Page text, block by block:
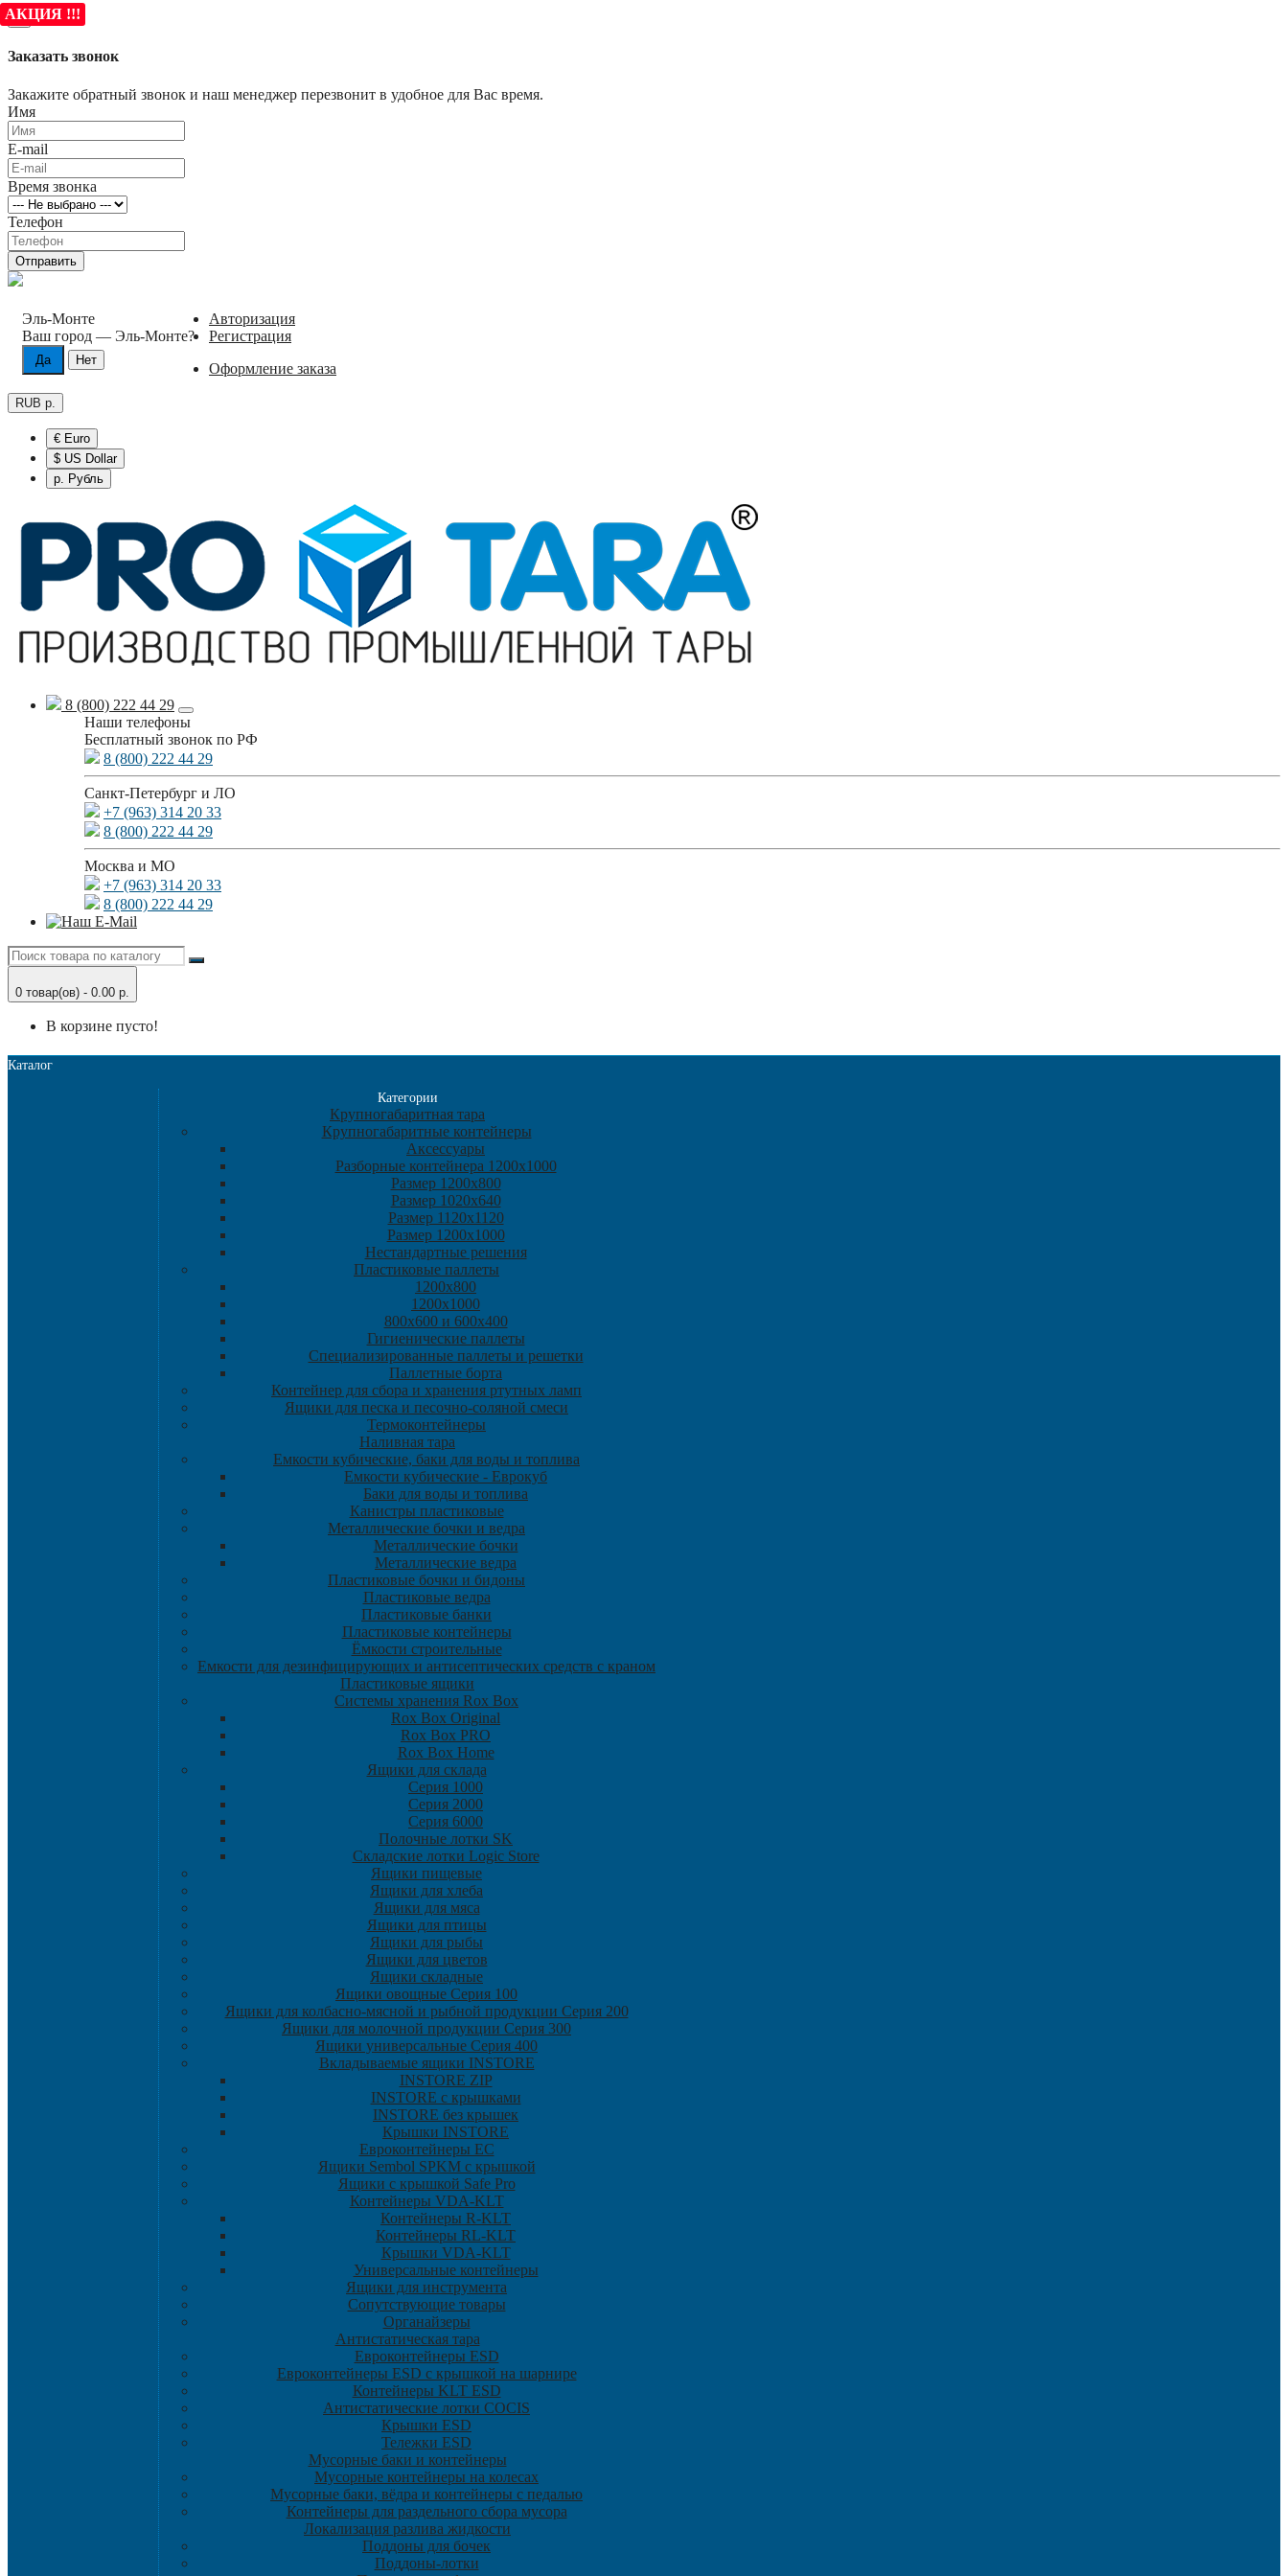
×
Заказать звонок
Закажите обратный звонок и наш менеджер перезвонит в удобное для Вас время.
Имя
E-mail
Время звонка
Телефон
Отправить
Эль-Монте
Ваш город — Эль-Монте?
Авторизация
Регистрация
Оформление заказа
RUB р.
€ Euro
$ US Dollar
р. Рубль
8 (800) 222 44 29
Наши телефоны
Бесплатный звонок по РФ
8 (800) 222 44 29
Санкт-Петербург и ЛО
+7 (963) 314 20 33
8 (800) 222 44 29
Москва и МО
+7 (963) 314 20 33
8 (800) 222 44 29
0 товар(ов) - 0.00 р.
В корзине пусто!
Каталог
Категории
Крупногабаритная тара
Крупногабаритные контейнеры
Аксессуары
Разборные контейнера 1200х1000
Размер 1200х800
Размер 1020х640
Размер 1120х1120
Размер 1200х1000
Нестандартные решения
Пластиковые паллеты
1200х800
1200х1000
800х600 и 600х400
Гигиенические паллеты
Специализированные паллеты и решетки
Паллетные борта
Контейнер для сбора и хранения ртутных ламп
Ящики для песка и песочно-соляной смеси
Термоконтейнеры
Наливная тара
Емкости кубические, баки для воды и топлива
Емкости кубические - Еврокуб
Баки для воды и топлива
Канистры пластиковые
Металлические бочки и ведра
Металлические бочки
Металлические ведра
Пластиковые бочки и бидоны
Пластиковые ведра
Пластиковые банки
Пластиковые контейнеры
Ёмкости строительные
Емкости для дезинфицирующих и антисептических средств с краном
Пластиковые ящики
Системы хранения Rox Box
Rox Box Original
Rox Box PRO
Rox Box Home
Ящики для склада
Серия 1000
Серия 2000
Серия 6000
Полочные лотки SK
Складские лотки Logic Store
Ящики пищевые
Ящики для хлеба
Ящики для мяса
Ящики для птицы
Ящики для рыбы
Ящики для цветов
Ящики складные
Ящики овощные Серия 100
Ящики для колбасно-мясной и рыбной продукции Серия 200
Ящики для молочной продукции Серия 300
Ящики универсальные Серия 400
Вкладываемые ящики INSTORE
INSTORE ZIP
INSTORE с крышками
INSTORE без крышек
Крышки INSTORE
Евроконтейнеры ЕC
Ящики Sembol SPKM с крышкой
Ящики с крышкой Safe Pro
Контейнеры VDA-KLT
Контейнеры R-KLT
Контейнеры RL-KLT
Крышки VDA-KLT
Универсальные контейнеры
Ящики для инструмента
Сопутствующие товары
Органайзеры
Антистатическая тара
Eвроконтейнеры ЕSD
Евроконтейнеры ESD с крышкой на шарнире
Контейнеры KLT ESD
Антистатические лотки COCIS
Крышки ESD
Тележки ESD
Мусорные баки и контейнеры
Мусорные контейнеры на колесах
Мусорные баки, вёдра и контейнеры с педалью
Контейнеры для раздельного сбора мусора
Локализация разлива жидкости
Поддоны для бочек
Поддоны-лотки
АКЦИЯ !!!